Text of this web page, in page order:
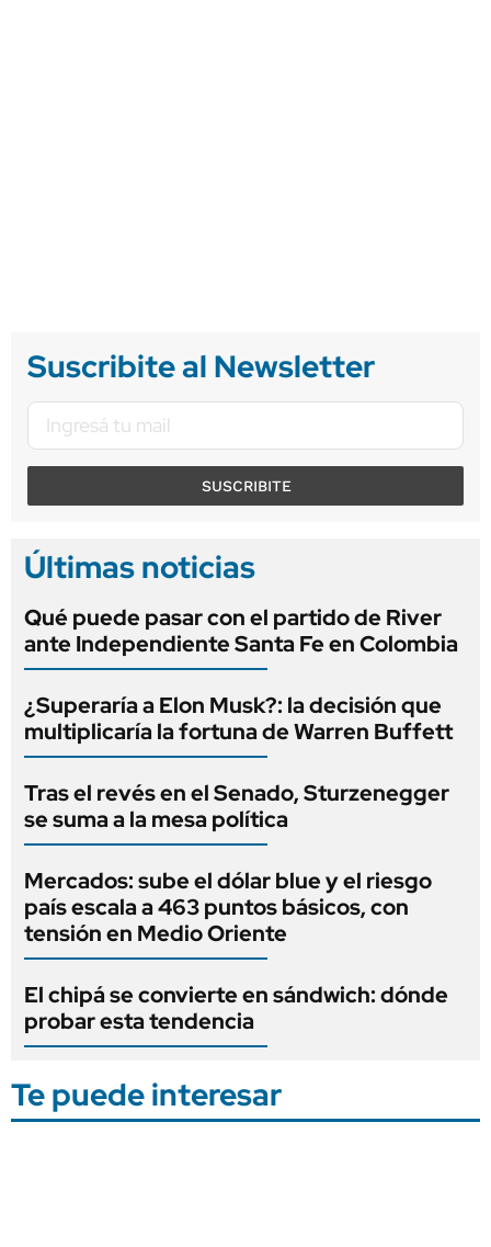
Suscribite al Newsletter
SUSCRIBITE
Últimas noticias
Qué puede pasar con el partido de River
ante Independiente Santa Fe en Colombia
¿Superaría a Elon Musk?: la decisión que
multiplicaría la fortuna de Warren Buffett
Tras el revés en el Senado, Sturzenegger
se suma a la mesa política
Mercados: sube el dólar blue y el riesgo
país escala a 463 puntos básicos, con
tensión en Medio Oriente
El chipá se convierte en sándwich: dónde
probar esta tendencia
Te puede interesar